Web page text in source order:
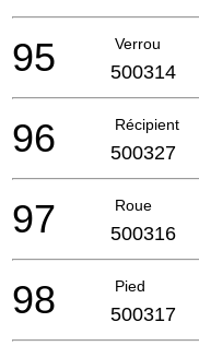
Verrou
95 500314
Récipient
96 500327
Roue
97 500316
Pied
98 500317